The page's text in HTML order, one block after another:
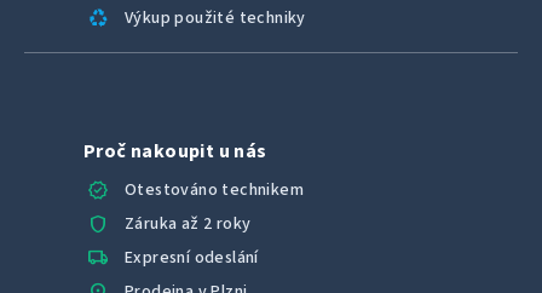
recycling Výkup použité techniky
Proč nakoupit u nás
verified
Otestováno technikem
shield Záruka až 2 roky
local_shipping Expresní odeslání